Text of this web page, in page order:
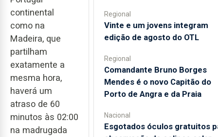
continental
como na
Madeira, que
partilham
exatamente a
mesma hora,
haverá um
atraso de 60
minutos às 02:00
na madrugada
Regional
Vinte e um jovens integram
edição de agosto do OTL
Regional
Comandante Bruno Borges
Mendes é o novo Capitão do
Porto de Angra e da Praia
Nacional
Esgotados óculos gratuitos